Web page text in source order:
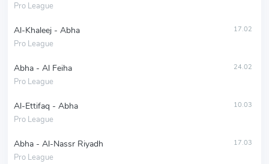
Pro League
Al-Khaleej - Abha
Pro League
17.02
Abha - Al Feiha
Pro League
24.02
Al-Ettifaq - Abha
Pro League
10.03
Abha - Al-Nassr Riyadh
Pro League
17.03